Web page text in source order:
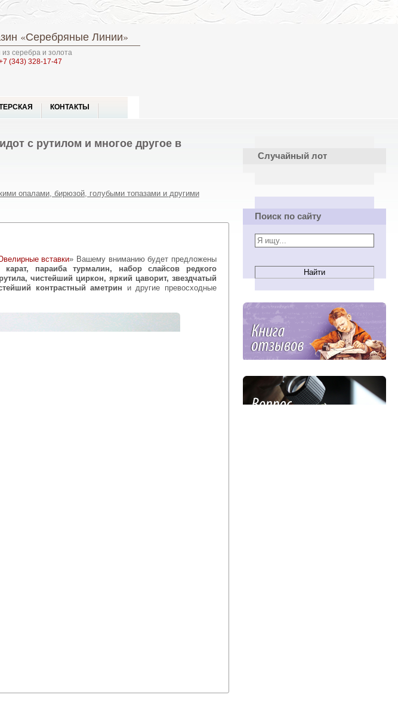
«Серебряные Линии»
серебра и золота
(343) 328-17-47
КОНТАКТЫ
с рутилом и многое другое в
опалами, бирюзой, голубыми топазами и другими
вставки» Вашему вниманию будет предложены
параиба турмалин, набор слайсов редкого
чистейший циркон, яркий цаворит, звездчатый
контрастный аметрин и другие превосходные
Случайный лот
Поиск по сайту